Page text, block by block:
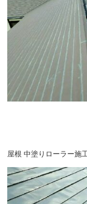
屋根 中塗りローラー施